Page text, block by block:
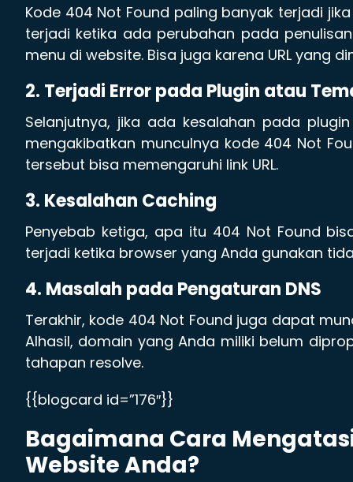
Kode 404 Not Found paling banyak terjadi
terjadi ketika ada perubahan pada
menu di website. Bisa juga karena URL yang
2. Terjadi Error pada Plugin atau
Selanjutnya, jika ada kesalahan pada
mengakibatkan munculnya kode 404 Not
tersebut bisa memengaruhi link URL.
3. Kesalahan Caching
Penyebab ketiga, apa itu 404 Not Found
terjadi ketika browser yang Anda gunakan
4. Masalah pada Pengaturan DNS
Terakhir, kode 404 Not Found juga dapat
Alhasil, domain yang Anda miliki belum
tahapan resolve.
{{blogcard id=”176″}}
Bagaimana Cara
Website Anda?